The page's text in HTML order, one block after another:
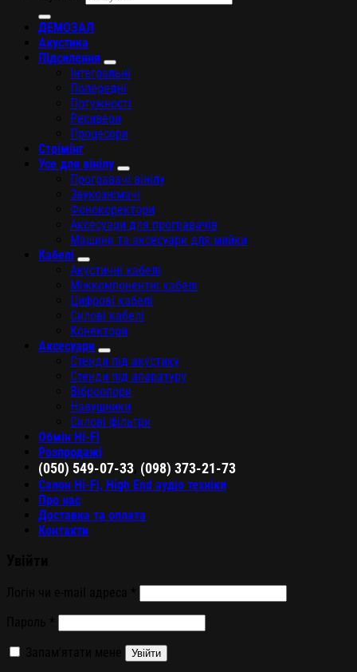
ДЕМОЗАЛ
Акустика
Підсилення
Інтегральні
Попередні
Потужності
Ресивери
Процесори
Стрімінг
Усе для вінілу
Програвачі вінілу
Звукознімачі
Фонокоректори
Аксесуари для програвачів
Машини та аксесуари для мийки
Кабелі
Акустичні кабелі
Міжкомпонентні кабелі
Цифрові кабелі
Силові кабелі
Конектори
Аксесуари
Стенди під акустику
Стенди під апаратуру
Віброопори
Навушники
Силові фільтри
Обмін Hi-Fi
Розпродажі
(050) 549-07-33 (098) 373-21-73
Салон Hi-Fi, High End аудіо техніки
Про нас
Доставка та оплата
Контакти
Увійти